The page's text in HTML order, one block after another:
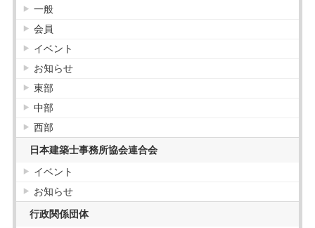
一般
会員
イベント
お知らせ
東部
中部
西部
日本建築士事務所協会連合会
イベント
お知らせ
行政関係団体